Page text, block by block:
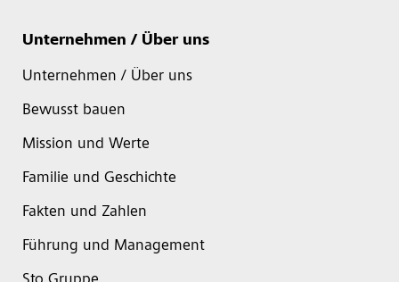
Unternehmen / Über uns
Unternehmen / Über uns
Bewusst bauen
Mission und Werte
Familie und Geschichte
Fakten und Zahlen
Führung und Management